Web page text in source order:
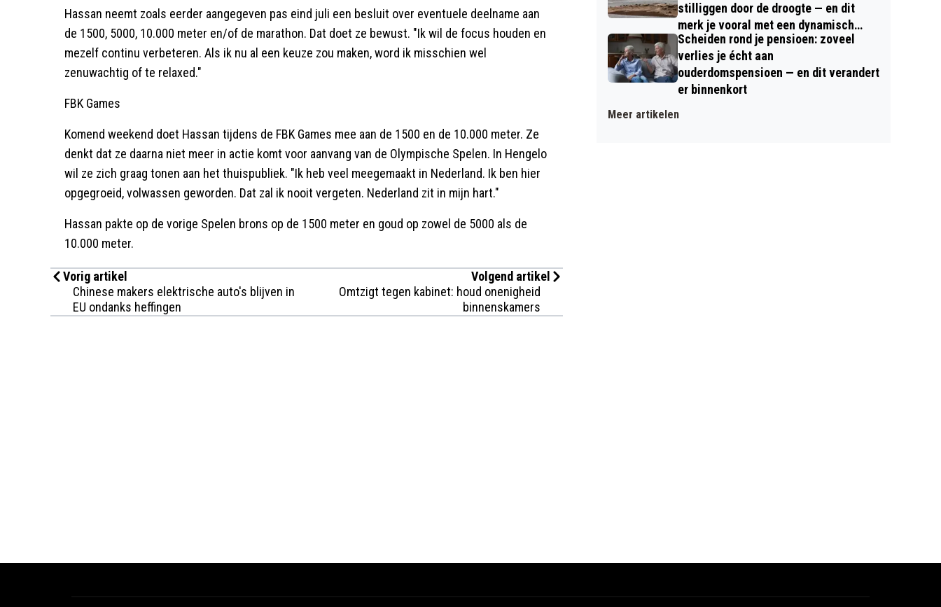
Hassan neemt zoals eerder aangegeven pas eind juli een besluit over eventuele deelname aan
de 1500, 5000, 10.000 meter en/of de marathon. Dat doet ze bewust. "Ik wil de focus houden en
mezelf continu verbeteren. Als ik nu al een keuze zou maken, word ik misschien wel
zenuwachtig of te relaxed."
FBK Games
Komend weekend doet Hassan tijdens de FBK Games mee aan de 1500 en de 10.000 meter. Ze
denkt dat ze daarna niet meer in actie komt voor aanvang van de Olympische Spelen. In Hengelo
wil ze zich graag tonen aan het thuispubliek. "Ik heb veel meegemaakt in Nederland. Ik ben hier
opgegroeid, volwassen geworden. Dat zal ik nooit vergeten. Nederland zit in mijn hart."
Hassan pakte op de vorige Spelen brons op de 1500 meter en goud op zowel de 5000 als de
10.000 meter.
Vorig artikel
Chinese makers elektrische auto's blijven in
EU ondanks heffingen
Volgend artikel
Omtzigt tegen kabinet: houd onenigheid
binnenskamers
stilliggen door de droogte — en dit
merk je vooral met een dynamisch
contract
Scheiden rond je pensioen: zoveel
verlies je écht aan
ouderdomspensioen — en dit verandert
er binnenkort
Meer artikelen